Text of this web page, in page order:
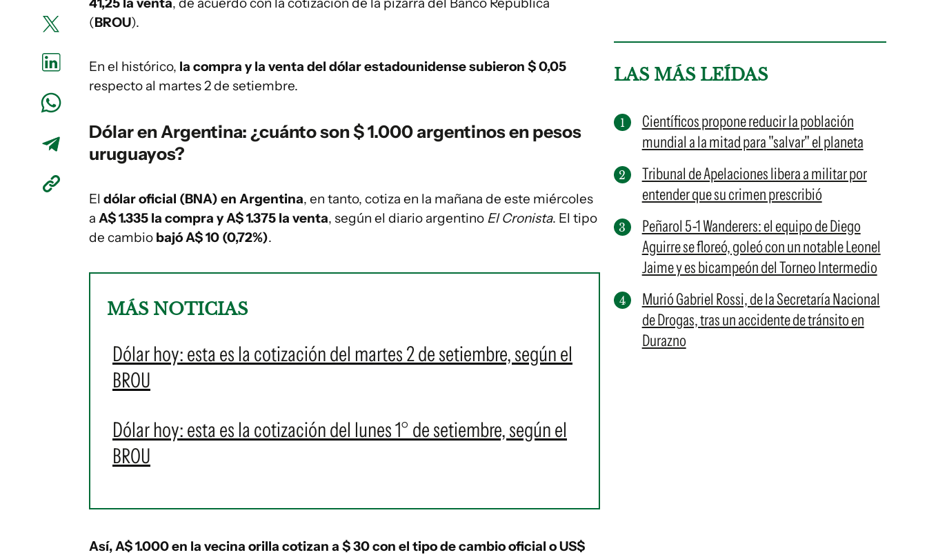
(BROU).
En el histórico, la compra y la venta del dólar estadounidensesubieron $ 0,05
respecto al martes 2 de setiembre.
Dólar en Argentina: ¿cuánto son $ 1.000 argentinos en pesos
uruguayos?
El dólar oficial (BNA) en Argentina, en tanto, cotiza en la mañana de este miércoles
a A$ 1.335 la compra y A$ 1.375 la venta, según el diario argentino El Cronista. El tipo
de cambio bajó A$ 10 (0,72%).
MÁS NOTICIAS
Dólar hoy: esta es la cotización del martes 2 de setiembre, según el
BROU
Dólar hoy: esta es la cotización del lunes 1° de setiembre, según el
BROU
Así, A$ 1.000 en la vecina orilla cotizan a $ 30 con el tipo de cambio oficial o US$
LAS MÁS LEÍDAS
Científicos propone reducir la población
mundial a la mitad para "salvar" el planeta
Tribunal de Apelaciones libera a militar por
entender que su crimen prescribió
Peñarol 5-1 Wanderers: el equipo de Diego
Aguirre se floreó, goleó con un notable Leonel
Jaime y es bicampeón del Torneo Intermedio
Murió Gabriel Rossi, de la Secretaría Nacional
de Drogas, tras un accidente de tránsito en
Durazno